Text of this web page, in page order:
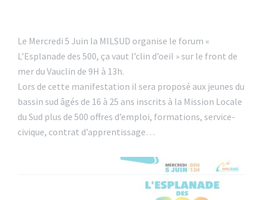
Le Mercredi 5 Juin la MILSUD organise le forum «
L’Esplanade des 500, ça vaut l’clin d’oeil » sur le front de
mer du Vauclin de 9H à 13h.
Lors de cette manifestation il sera proposé aux jeunes du
bassin sud âgés de 16 à 25 ans inscrits à la Mission Locale
du Sud plus de 500 offres d’emploi, formations, service-
civique, contrat d’apprentissage…